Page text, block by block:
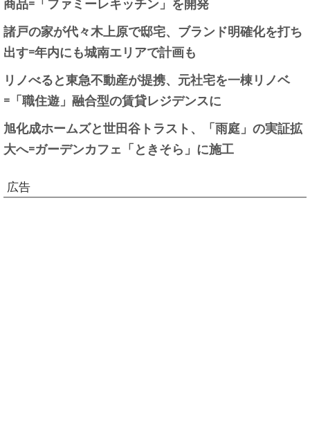
諸戸の家が代々木上原で邸宅、ブランド明確化を打ち
出す=年内にも城南エリアで計画も
リノべると東急不動産が提携、元社宅を一棟リノベ
=「職住遊」融合型の賃貸レジデンスに
旭化成ホームズと世田谷トラスト、「雨庭」の実証拡
大へ=ガーデンカフェ「ときそら」に施工
広告